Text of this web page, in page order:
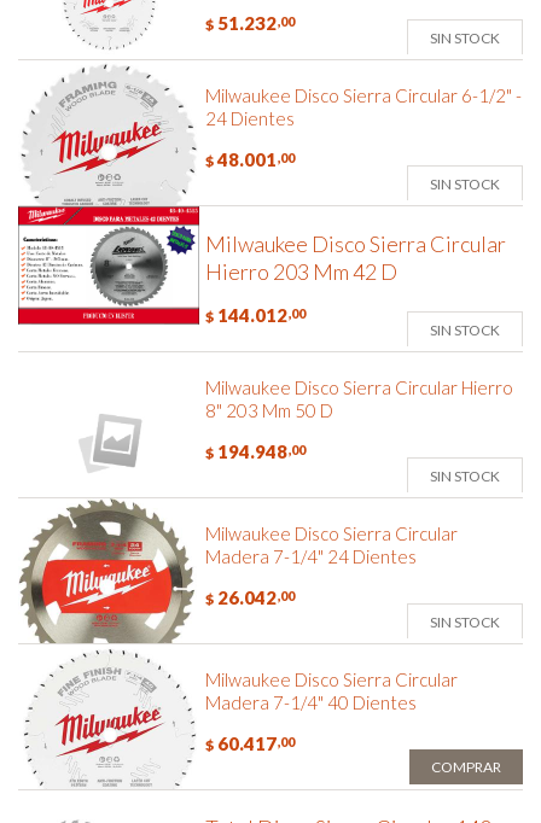
$ 51.232,00
SIN STOCK
Milwaukee Disco Sierra Circular 6-1/2" -
24 Dientes
$ 48.001,00
SIN STOCK
Milwaukee Disco Sierra Circular
Hierro 203 Mm 42 D
$ 144.012,00
SIN STOCK
Milwaukee Disco Sierra Circular Hierro
8" 203 Mm 50 D
$ 194.948,00
SIN STOCK
Milwaukee Disco Sierra Circular
Madera 7-1/4" 24 Dientes
$ 26.042,00
SIN STOCK
Milwaukee Disco Sierra Circular
Madera 7-1/4" 40 Dientes
$ 60.417,00
COMPRAR